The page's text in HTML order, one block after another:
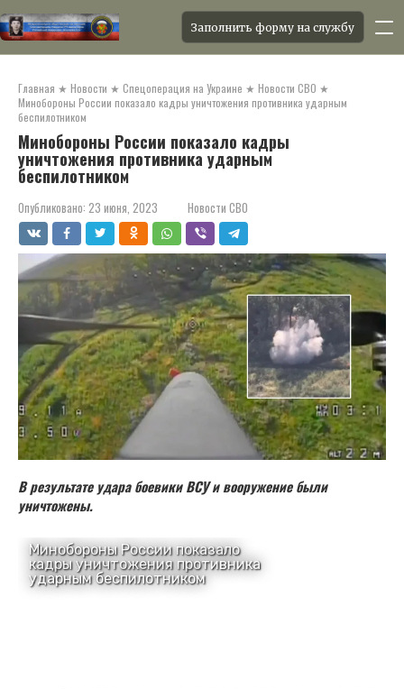
контенту
Заполнить форму на службу
Главная ★ Новости ★ Спецоперация на Украине ★ Новости СВО ★
Минобороны России показало кадры уничтожения противника ударным
беспилотником
Минобороны России показало кадры
уничтожения противника ударным
беспилотником
Опубликовано: 23 июня, 2023 Новости СВО
В результате удара боевики ВСУ и вооружение были
уничтожены.